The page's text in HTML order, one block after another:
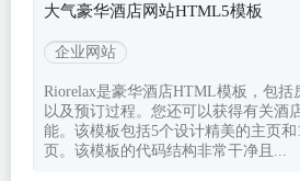
大气豪华酒店网站HTML5模板
企业网站
Riorelax是豪华酒店HTML模板，包括
以及预订过程。您还可以获得有关酒
能。该模板包括5个设计精美的主页
页。该模板的代码结构非常干净且...